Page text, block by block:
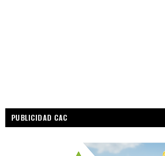
PUBLICIDAD CAC